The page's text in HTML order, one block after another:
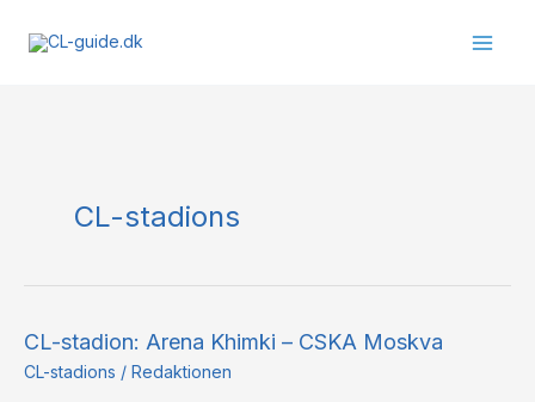
CL-stadions
CL-stadion: Arena Khimki – CSKA Moskva
CL-stadions / Redaktionen
CL-
stadion: